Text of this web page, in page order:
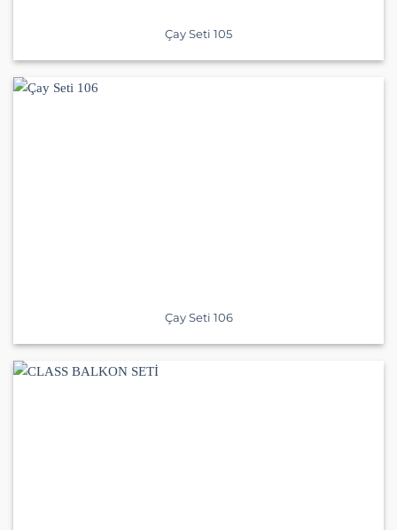
Çay Seti 105
Çay Seti 106